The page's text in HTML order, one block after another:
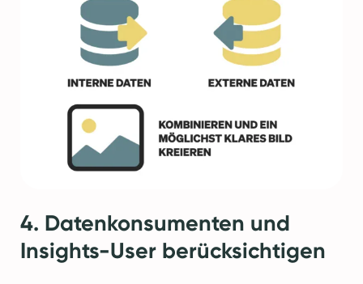
4. Datenkonsumenten und
Insights-User berücksichtigen